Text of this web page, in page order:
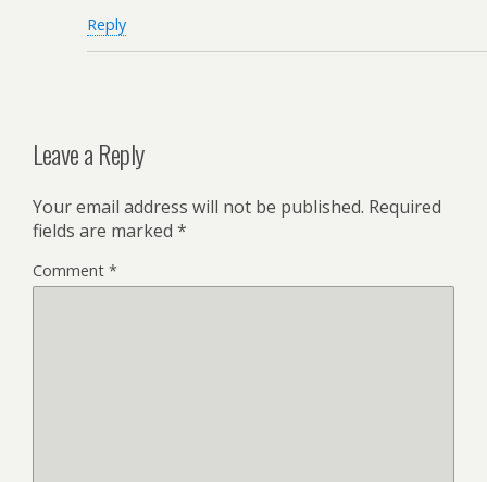
Reply
Leave a Reply
Your email address will not be published. Required
fields are marked *
Comment *